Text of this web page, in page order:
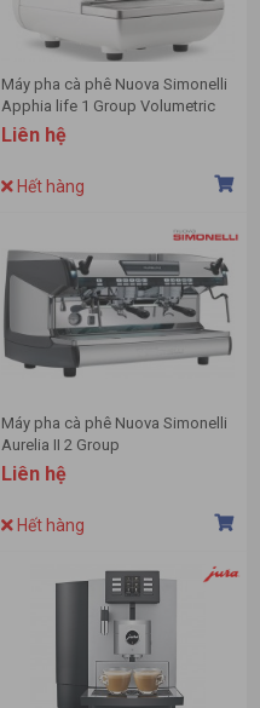
Máy pha cà phê Nuova Simonelli
Apphia life 1 Group Volumetric
Liên hệ
Hết hàng
Máy pha cà phê Nuova Simonelli
Aurelia II 2 Group
Liên hệ
Hết hàng